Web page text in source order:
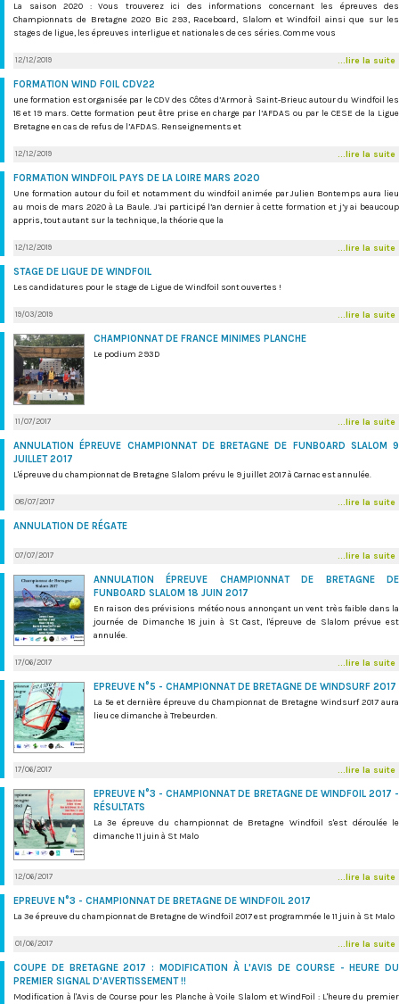
La saison 2020 : Vous trouverez ici des informations concernant les épreuves des
Championnats de Bretagne 2020 Bic 293, Raceboard, Slalom et Windfoil ainsi que sur les
stages de ligue, les épreuves interligue et nationales de ces séries. Comme vous
12/12/2019 ...lire la suite
FORMATION WIND FOIL CDV22
une formation est organisée par le CDV des Côtes d’Armor à Saint-Brieuc autour du Windfoil les
18 et 19 mars. Cette formation peut être prise en charge par l’AFDAS ou par le CESE de la Ligue
Bretagne en cas de refus de l’AFDAS. Renseignements et
12/12/2019 ...lire la suite
FORMATION WINDFOIL PAYS DE LA LOIRE MARS 2020
Une formation autour du foil et notamment du windfoil animée par Julien Bontemps aura lieu
au mois de mars 2020 à La Baule. J’ai participé l’an dernier à cette formation et j’y ai beaucoup
appris, tout autant sur la technique, la théorie que la
12/12/2019 ...lire la suite
STAGE DE LIGUE DE WINDFOIL
Les candidatures pour le stage de Ligue de Windfoil sont ouvertes !
19/03/2019 ...lire la suite
CHAMPIONNAT DE FRANCE MINIMES PLANCHE
Le podium 293D
11/07/2017 ...lire la suite
ANNULATION ÉPREUVE CHAMPIONNAT DE BRETAGNE DE FUNBOARD SLALOM 9
JUILLET 2017
L'épreuve du championnat de Bretagne Slalom prévu le 9 juillet 2017 à Carnac est annulée.
08/07/2017 ...lire la suite
ANNULATION DE RÉGATE
07/07/2017 ...lire la suite
ANNULATION ÉPREUVE CHAMPIONNAT DE BRETAGNE DE
FUNBOARD SLALOM 18 JUIN 2017
En raison des prévisions météo nous annonçant un vent très faible dans la
journée de Dimanche 18 juin à St Cast, l'épreuve de Slalom prévue est
annulée.
17/06/2017 ...lire la suite
EPREUVE N°5 - CHAMPIONNAT DE BRETAGNE DE WINDSURF 2017
La 5e et dernière épreuve du Championnat de Bretagne Windsurf 2017 aura
lieu ce dimanche à Trebeurden.
17/06/2017 ...lire la suite
EPREUVE N°3 - CHAMPIONNAT DE BRETAGNE DE WINDFOIL 2017 -
RÉSULTATS
La 3e épreuve du championnat de Bretagne Windfoil s'est déroulée le
dimanche 11 juin à St Malo
12/06/2017 ...lire la suite
EPREUVE N°3 - CHAMPIONNAT DE BRETAGNE DE WINDFOIL 2017
La 3e épreuve du championnat de Bretagne de Windfoil 2017 est programmée le 11 juin à St Malo
01/06/2017 ...lire la suite
COUPE DE BRETAGNE 2017 : MODIFICATION À L'AVIS DE COURSE - HEURE DU
PREMIER SIGNAL D'AVERTISSEMENT !!
Modification à l'Avis de Course pour les Planche à Voile Slalom et WindFoil : L'heure du premier